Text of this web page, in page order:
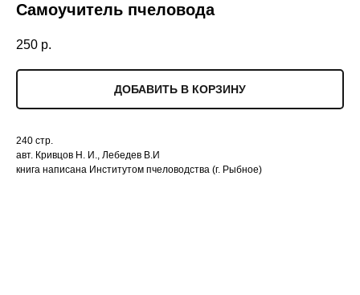
Самоучитель пчеловода
250 р.
ДОБАВИТЬ В КОРЗИНУ
240 стр.
авт. Кривцов Н. И., Лебедев В.И
книга написана Институтом пчеловодства (г. Рыбное)